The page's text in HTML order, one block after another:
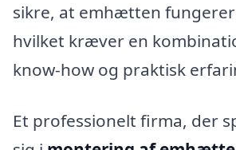
sikre, at emhætten
hvilket kræver en
know-how og praktisk
Et professionelt firma, der